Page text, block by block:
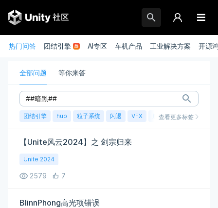
热门问答 团结引擎 AI专区 车机产品 工业解决方案 开源
全部问题 等你来答
团结引擎 hub 粒子系统 闪退 VFX 崩溃 账号 渲染
查看更多标签
【Unite风云2024】之 剑宗归来
Unite 2024
2579 7
BlinnPhong高光项错误